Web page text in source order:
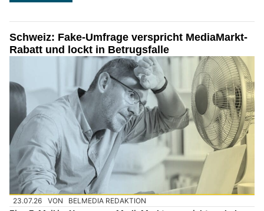
Schweiz: Fake-Umfrage verspricht MediaMarkt-
Rabatt und lockt in Betrugsfalle
23.07.26 VON BELMEDIA REDAKTION